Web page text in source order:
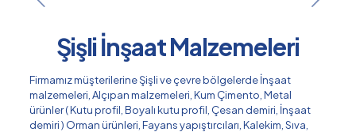
Şişli İnşaat Malzemeleri
Firmamız müşterilerine Şişli ve çevre bölgelerde İnşaat
malzemeleri, Alçıpan malzemeleri, Kum Çimento, Metal
ürünler ( Kutu profil, Boyalı kutu profil, Çesan demiri, İnşaat
demiri ) Orman ürünleri, Fayans yapıştırcıları, Kalekim, Sıva,